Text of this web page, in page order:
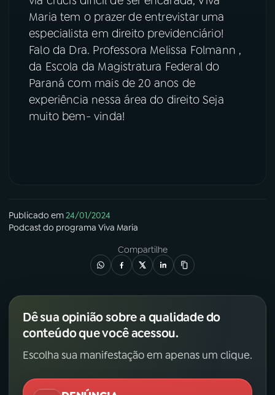
Maria tem o prazer de entrevistar uma
especialista em direito previdenciário!
Falo da Dra. Professora Melissa Folmann ,
da Escola da Magistratura Federal do
Paraná com mais de 20 anos de
experiência nessa área do direito Seja
muito bem- vinda!
Publicado em24/01/2024
Podcastdo programa Viva Maria
Compartilhe
Dê sua opinião sobre a qualidade do
conteúdo que você acessou.
Escolha sua manifestação em apenas um clique.